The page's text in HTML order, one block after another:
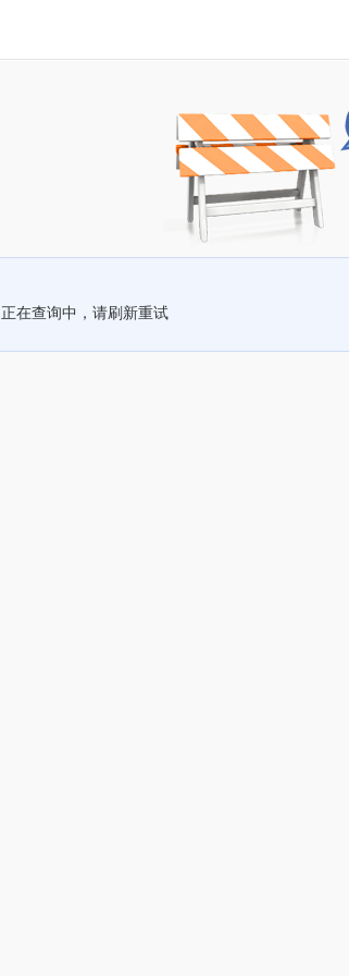
正在查询中，请刷新重试